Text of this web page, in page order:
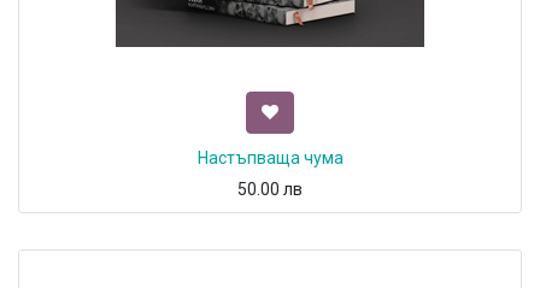
Настъпваща чума
50.00 лв